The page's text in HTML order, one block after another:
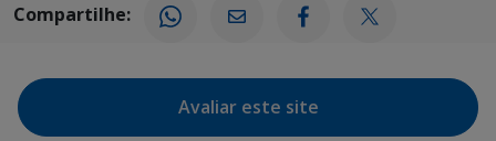
Compartilhe:
Avaliar este site